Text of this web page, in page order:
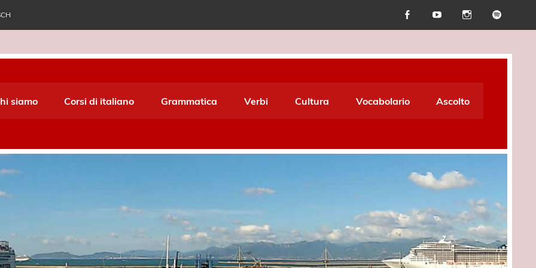
World Italiano
siamo Corsi di italiano Grammatica Verbi Cultura Vocabolario Ascolto